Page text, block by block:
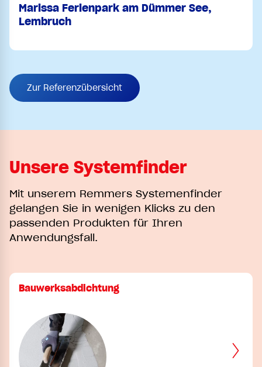
Marissa Ferienpark am Dümmer See,
Lembruch
Zur Referenzübersicht
Unsere Systemfinder
Mit unserem Remmers Systemenfinder
gelangen Sie in wenigen Klicks zu den
passenden Produkten für Ihren
Anwendungsfall.
Bauwerksabdichtung